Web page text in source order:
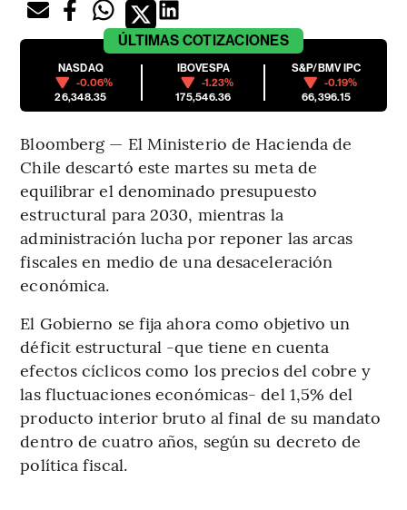
ÚLTIMAS COTIZACIONES
NASDAQ
-0.06%
26,348.35
IBOVESPA
-1.23%
175,546.36
S&P/BMV IPC
-0.19%
66,396.15
Bloomberg — El Ministerio de Hacienda de
Chile descartó este martes su meta de
equilibrar el denominado presupuesto
estructural para 2030, mientras la
administración lucha por reponer las arcas
fiscales en medio de una desaceleración
económica.
El Gobierno se fija ahora como objetivo un
déficit estructural -que tiene en cuenta
efectos cíclicos como los precios del cobre y
las fluctuaciones económicas- del 1,5% del
producto interior bruto al final de su mandato
dentro de cuatro años, según su decreto de
política fiscal.